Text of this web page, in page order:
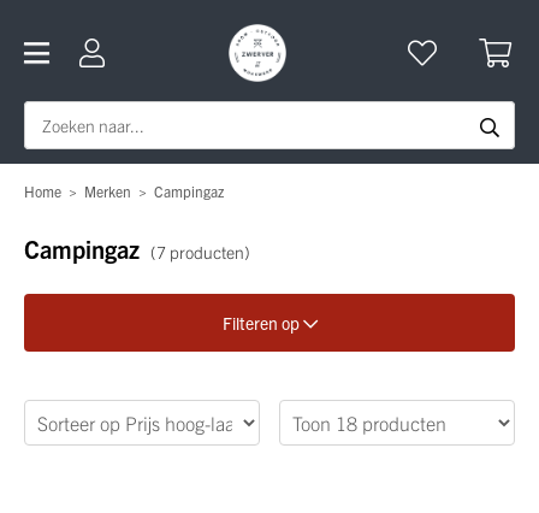
Home > Merken > Campingaz
Campingaz (7 producten)
Filteren op
Verfijn je zoekopdracht